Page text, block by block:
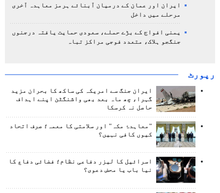
ایران اور عمان کے درمیان آبنائے ہرمز معاہدہ آخری
مرحلے میں داخل
یمنی افواج کے بڑے حملے، سعودی حمایت یافتہ درجنوں
جنگجو ہلاک، متعدد فوجی مراکز تباہ
رپورٹ
ایران جنگ سے امریکہ کی ساکھ کا بحران مزید
گہرا، چھ ماہ بعد بھی واشنگٹن اپنے اہداف
حاصل نہ کرسکا
"معاہدۂ مکہ" اور سلامتی کا معمہ؛ صرف اتحاد
کیوں کافی نہیں؟
اسرائیل کا لیزر دفاعی نظام؛ فضائی دفاع کا
نیا باب یا محض دعوی؟